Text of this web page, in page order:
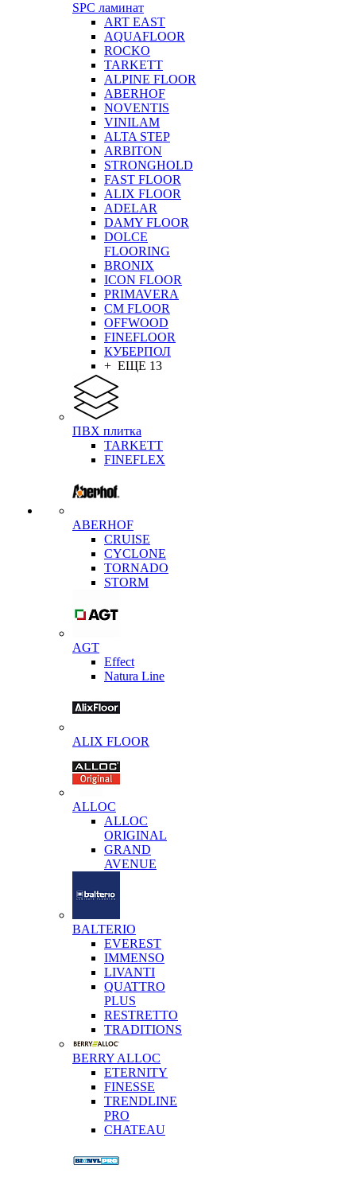
SPC ламинат
ART EAST
AQUAFLOOR
ROCKO
TARKETT
ALPINE FLOOR
ABERHOF
NOVENTIS
VINILAM
ALTA STEP
ARBITON
STRONGHOLD
FAST FLOOR
ALIX FLOOR
ADELAR
DAMY FLOOR
DOLCE
FLOORING
BRONIX
ICON FLOOR
PRIMAVERA
CM FLOOR
OFFWOOD
FINEFLOOR
КУБЕРПОЛ
+ ЕЩЕ 13
ПВХ плитка
TARKETT
FINEFLEX
ABERHOF
CRUISE
CYCLONE
TORNADO
STORM
AGT
Effect
Natura Line
ALIX FLOOR
ALLOC
ALLOC
ORIGINAL
GRAND
AVENUE
BALTERIO
EVEREST
IMMENSO
LIVANTI
QUATTRO
PLUS
RESTRETTO
TRADITIONS
BERRY ALLOC
ETERNITY
FINESSE
TRENDLINE
PRO
CHATEAU